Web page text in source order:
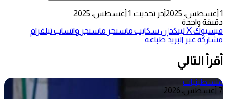
1 أغسطس، 2025
آخر تحديث: 1 أغسطس، 2025
دقيقة واحدة
فيسبوك‫Xلينكدإن سكايب ماسنجر ماسنجر واتساب تيلقرام
مشاركة عبر البريد طباعة
أقرأ التالي
فلسطينيات
7 أغسطس، 2026